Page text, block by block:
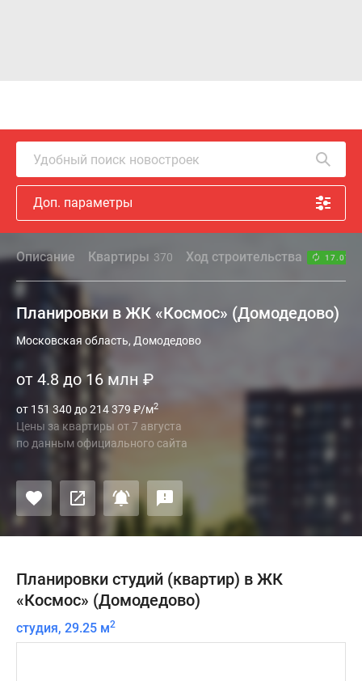
Удобный поиск новостроек
Доп. параметры
Описание Квартиры 370 Ход строительства
Планировки в ЖК «Космос» (Домодедово)
Московская область, Домодедово
от 4.8 до 16 млн ₽
от 151 340 до 214 379 ₽/м2
Цены за квартиры от7 августа
по данным официального сайта
Планировки студий (квартир) в ЖК
«Космос» (Домодедово)
студия, 29.25 м2